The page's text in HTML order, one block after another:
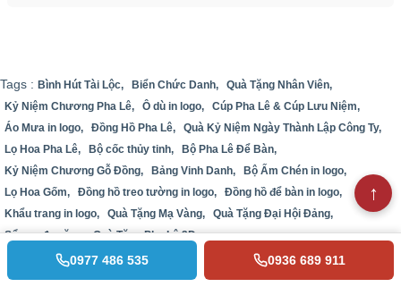
Tags : Bình Hút Tài Lộc, Biển Chức Danh,
Quà Tặng Nhân Viên,
Kỷ Niệm Chương Pha Lê,
Ô dù in logo,
Cúp Pha Lê & Cúp Lưu Niệm,
Áo Mưa in logo,
Đồng Hồ Pha Lê,
Quà Kỷ Niệm Ngày Thành Lập Công Ty,
Lọ Hoa Pha Lê,
Bộ cốc thủy tinh,
Bộ Pha Lê Để Bàn,
Kỷ Niệm Chương Gỗ Đồng,
Bảng Vinh Danh,
Bộ Ấm Chén in logo,
Lọ Hoa Gốm,
Đồng hồ treo tường in logo,
Đồng hồ để bàn in logo,
Khẩu trang in logo,
Quà Tặng Mạ Vàng,
Quà Tặng Đại Hội Đảng,
Sổ sạc đa năng,
Quà Tặng Pha Lê 3D,
0977 486 535 0936 689 911